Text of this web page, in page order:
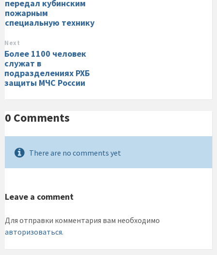
передал кубинским
пожарным
специальную технику
Next
Более 1100 человек
служат в
подразделениях РХБ
защиты МЧС России
0 Comments
There are no comments yet
Leave a comment
Для отправки комментария вам необходимо
авторизоваться.